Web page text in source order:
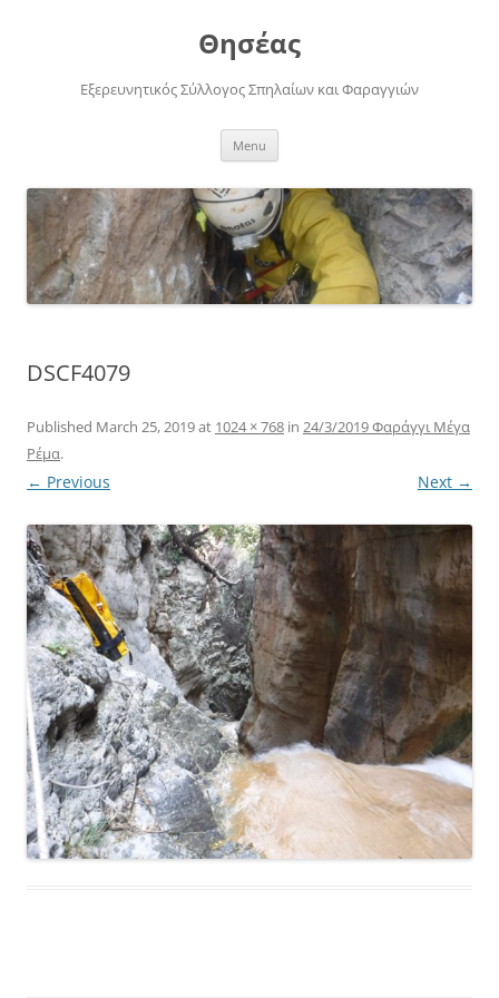
Θησέας
Εξερευνητικός Σύλλογος Σπηλαίων και Φαραγγιών
Menu
DSCF4079
Published March 25, 2019at 1024 × 768 in 24/3/2019 Φαράγγι Μέγα
Ρέμα.
← Previous Next →